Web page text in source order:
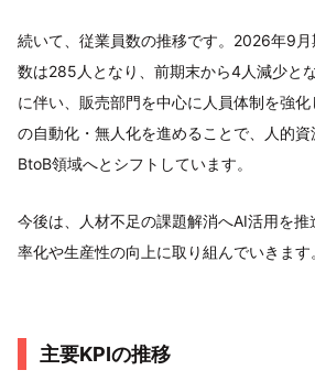
続いて、従業員数の推移です。2026年9
数は285人となり、前期末から4人減少と
に伴い、販売部門を中心に人員体制を強
の自動化・無人化を進めることで、人的
BtoB領域へとシフトしています。
今後は、人材不足の課題解消へAI活用を
率化や生産性の向上に取り組んでいきます
主要KPIの推移